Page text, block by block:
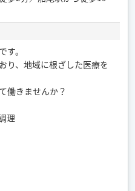
。
り、地域に根ざした医療を
働きませんか？
理